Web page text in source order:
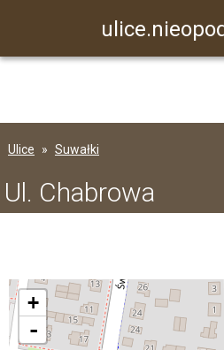
Ulice Suwałki
Ul. Chabrowa
+
-